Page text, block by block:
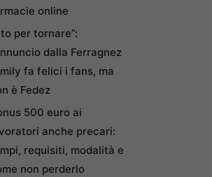
online
per tornare”:
dalla Ferragnez
fa felici i fans, ma
è Fedez
500 euro ai
anche precari:
requisiti, modalità e
non perderlo